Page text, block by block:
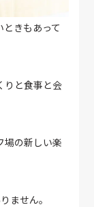
きもあって
りと食事と会
場の新しい楽
ません。